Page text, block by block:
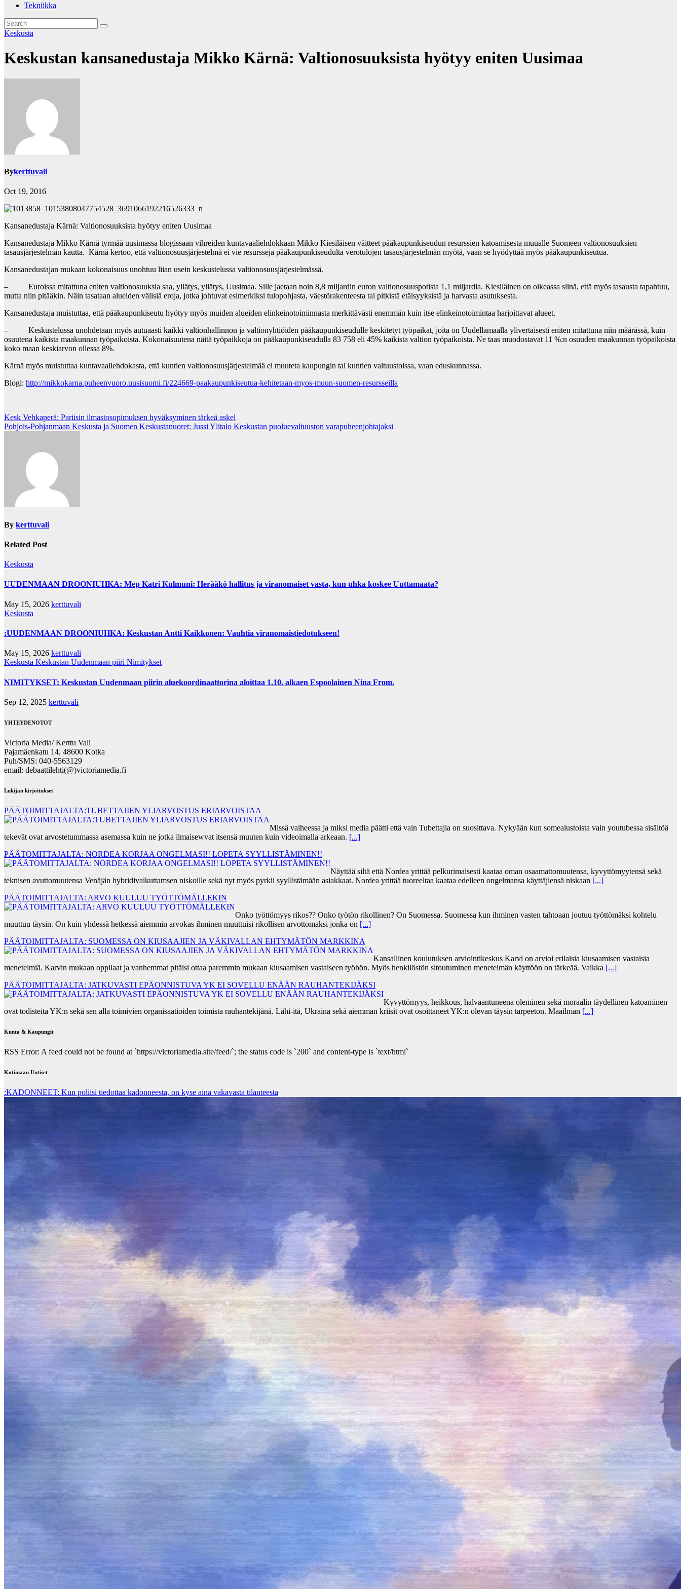
Tekniikka
Keskusta
Keskustan kansanedustaja Mikko Kärnä: Valtionosuuksista hyötyy eniten Uusimaa
Bykerttuvali
Oct 19, 2016
Kansanedustaja Kärnä: Valtionosuuksista hyötyy eniten Uusimaa
Kansanedustaja Mikko Kärnä tyrmää uusimassa blogissaan vihreiden kuntavaaliehdokkaan Mikko Kiesiläisen väitteet pääkaupunkiseudun resurssien katoamisesta muualle Suomeen valtionosuuksien
tasausjärjestelmän kautta. Kärnä kertoo, että valtionosuusjärjestelmä ei vie resursseja pääkaupunkiseudulta verotulojen tasausjärjestelmän myötä, vaan se hyödyttää myös pääkaupunkiseutua.
Kansanedustajan mukaan kokonaisuus unohtuu liian usein keskustelussa valtionosuusjärjestelmässä.
– Euroissa mitattuna eniten valtionosuuksia saa, yllätys, yllätys, Uusimaa. Sille jaetaan noin 8,8 miljardin euron valtionosuuspotista 1,1 miljardia. Kiesiläinen on oikeassa siinä, että myös tasausta tapahtuu,
mutta niin pitääkin. Näin tasataan alueiden välisiä eroja, jotka johtuvat esimerkiksi tulopohjasta, väestörakenteesta tai pitkistä etäisyyksistä ja harvasta asutuksesta.
Kansanedustaja muistuttaa, että pääkaupunkiseutu hyötyy myös muiden alueiden elinkeinotoiminnasta merkittävästi enemmän kuin itse elinkeinotoimintaa harjoittavat alueet.
– Keskustelussa unohdetaan myös autuaasti kaikki valtionhallinnon ja valtionyhtiöiden pääkaupunkiseudulle keskitetyt työpaikat, joita on Uudellamaalla ylivertaisesti eniten mitattuna niin määrässä, kuin
osuutena kaikista maakunnan työpaikoista. Kokonaisuutena näitä työpaikkoja on pääkaupunkiseudulla 83 758 eli 45% kaikista valtion työpaikoista. Ne taas muodostavat 11 %:n osuuden maakunnan työpaikoista
koko maan keskiarvon ollessa 8%.
Kärnä myös muistuttaa kuntavaaliehdokasta, että kuntien valtionosuusjärjestelmää ei muuteta kaupungin tai kuntien valtuustoissa, vaan eduskunnassa.
Blogi: http://mikkokarna.puheenvuoro.uusisuomi.fi/224669-paakaupunkiseutua-kehitetaan-myos-muun-suomen-resursseilla
Post
navigation
Kesk Vehkaperä: Pariisin ilmastosopimuksen hyväksyminen tärkeä askel
Pohjois-Pohjanmaan Keskusta ja Suomen Keskustanuoret: Jussi Ylitalo Keskustan puoluevaltuuston varapuheenjohtajaksi
By kerttuvali
Related Post
Keskusta
UUDENMAAN DROONIUHKA: Mep Katri Kulmuni: Herääkö hallitus ja viranomaiset vasta, kun uhka koskee Uuttamaata?
May 15, 2026 kerttuvali
Keskusta
:UUDENMAAN DROONIUHKA: Keskustan Antti Kaikkonen: Vauhtia viranomaistiedotukseen!
May 15, 2026 kerttuvali
Keskusta Keskustan Uudenmaan piiri Nimitykset
NIMITYKSET: Keskustan Uudenmaan piirin aluekoordinaattorina aloittaa 1.10. alkaen Espoolainen Nina From.
Sep 12, 2025 kerttuvali
YHTEYDENOTOT
Victoria Media/ Kerttu Vali
Pajamäenkatu 14, 48600 Kotka
Puh/SMS: 040-5563129
email: debaattilehti(@)victoriamedia.fi
Lukijan kirjoitukset
PÄÄTOIMITTAJALTA:TUBETTAJIEN YLIARVOSTUS ERIARVOISTAA
Missä vaiheessa ja miksi media päätti että vain Tubettajia on suosittava. Nykyään kun somealustoista vain youtubessa sisältöä
tekevät ovat arvostetummassa asemassa kuin ne jotka ilmaisewvat itsensä muuten kuin videoimalla arkeaan. [...]
PÄÄTOMITTAJALTA: NORDEA KORJAA ONGELMASI!! LOPETA SYYLLISTÄMINEN!!
Näyttää siltä että Nordea yrittää pelkurimaisesti kaataa oman osaamattomuutensa, kyvyttömyytensä sekä
teknisen avuttomuutensa Venäjän hybridivaikuttamsen niskoille sekä nyt myös pyrkii syyllistämään asiakkaat. Nordea yrittää tuoreeltaa kaataa edelleen ongelmansa käyttäjiensä niskaan [...]
PÄÄTOIMITTAJALTA: ARVO KUULUU TYÖTTÖMÄLLEKIN
Onko työttömyys rikos?? Onko työtön rikollinen? On Suomessa. Suomessa kun ihminen vasten tahtoaan joutuu työttömäksi kohtelu
muuttuu täysin. On kuin yhdessä hetkessä aiemmin arvokas ihminen muuttuisi rikollisen arvottomaksi jonka on [...]
PÄÄTOIMITTAJALTA: SUOMESSA ON KIUSAAJIEN JA VÄKIVALLAN EHTYMÄTÖN MARKKINA
Kansallinen koulutuksen arviointikeskus Karvi on arvioi erilaisia kiusaamisen vastaisia
menetelmiä. Karvin mukaan oppilaat ja vanhemmat pitäisi ottaa paremmin mukaan kiusaamisen vastaiseen työhön. Myös henkilöstön sitoutuminen menetelmän käyttöön on tärkeää. Vaikka [...]
PÄÄTOIMITTAJALTA: JATKUVASTI EPÄONNISTUVA YK EI SOVELLU ENÄÄN RAUHANTEKIJÄKSI
Kyvyttömyys, heikkous, halvaantuneena oleminen sekä moraalin täydellinen katoaminen
ovat todisteita YK:n sekä sen alla toimivien organisaatioiden toimista rauhantekijänä. Lähi-itä, Ukraina sekä aiemman kriisit ovat osoittaneet YK:n olevan täysin tarpeeton. Maailman [...]
Kunta & Kaupungit
RSS Error: A feed could not be found at `https://victoriamedia.site/feed/`; the status code is `200` and content-type is `text/html`
Kotimaan Uutiset
:KADONNEET: Kun poliisi tiedottaa kadonneesta, on kyse aina vakavasta tilanteesta